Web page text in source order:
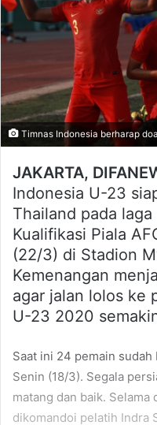
Timnas Indonesia berharap
JAKARTA,
Indonesia U-23
Thailand pada
Kualifikasi Piala
(22/3) di Stadion
Kemenangan
agar jalan lolos ke
U-23 2020
Saat ini 24 pemain
Senin (18/3). Segala
matang dan baik.
dikomandoi pelatih Indra